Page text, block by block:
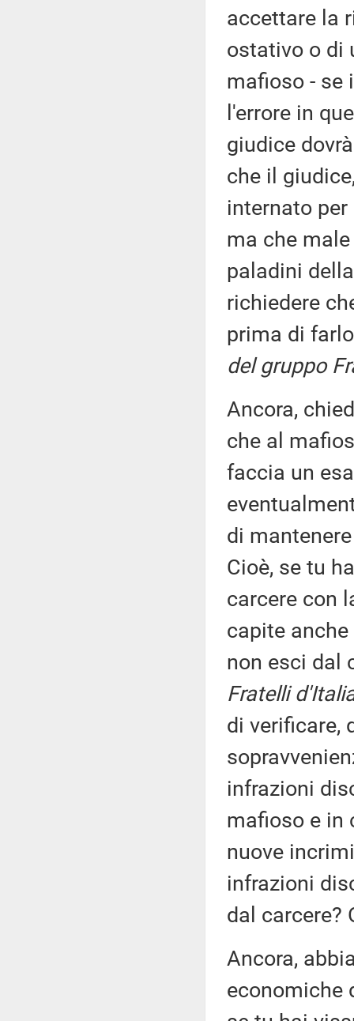
accettare la
ostativo o di
mafioso - se
l'errore in
giudice
che il
internato
ma che
paladini
richiedere
prima di
del gruppo
Ancora,
che al
faccia un
di
Cioè, se tu
carcere con
capite anche
non esci dal
Fratelli
di verificare,
infrazioni
mafioso e in
nuove
infrazioni
dal carcere?
Ancora,
economiche